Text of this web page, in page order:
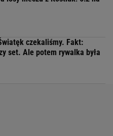
czekaliśmy. Fakt:
set. Ale potem rywalka była